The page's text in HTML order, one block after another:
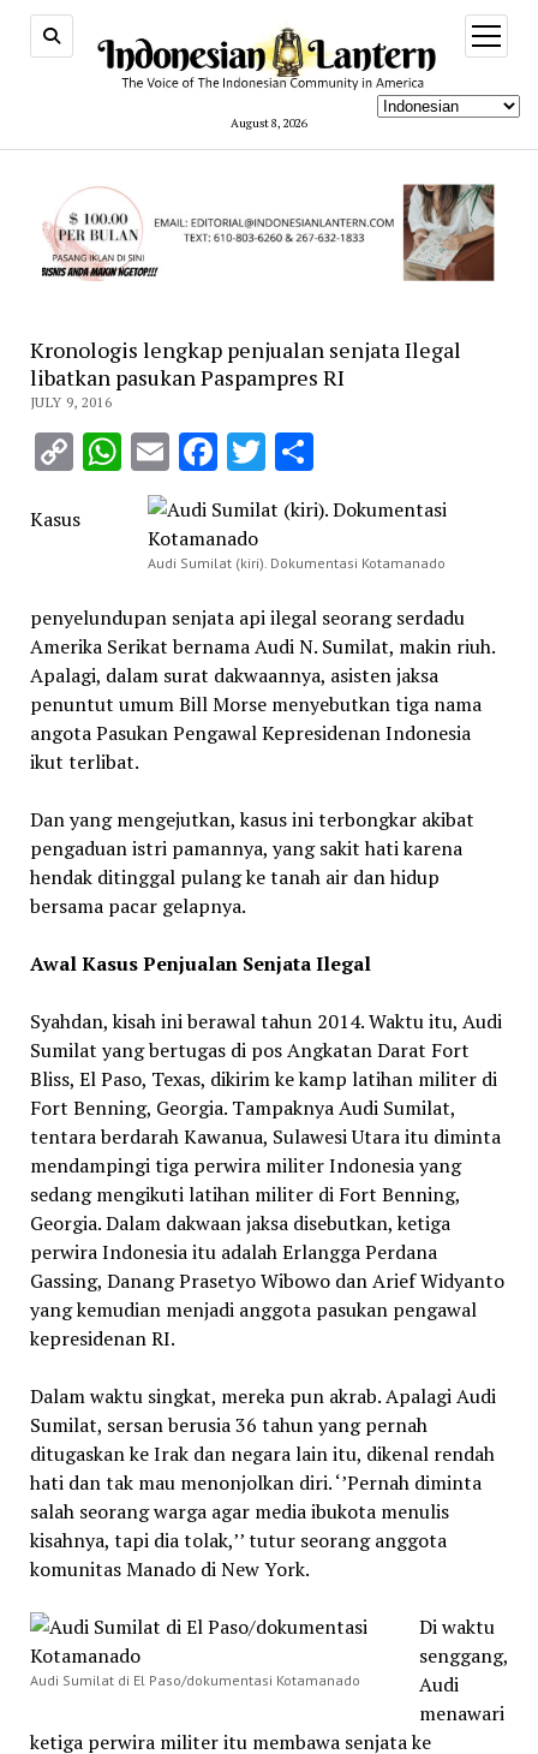
August 8, 2026
open
menu
Kronologis lengkap penjualan senjata Ilegal
libatkan pasukan Paspampres RI
JULY 9, 2016
Copy
Link
WhatsApp
EmailFacebook
Twitter
Share
Audi Sumilat (kiri). Dokumentasi Kotamanado
Kasus
penyelundupan senjata api ilegal seorang serdadu
Amerika Serikat bernama Audi N. Sumilat, makin riuh.
Apalagi, dalam surat dakwaannya, asisten jaksa
penuntut umum Bill Morse menyebutkan tiga nama
angota Pasukan Pengawal Kepresidenan Indonesia
ikut terlibat.
Dan yang mengejutkan, kasus ini terbongkar akibat
pengaduan istri pamannya, yang sakit hati karena
hendak ditinggal pulang ke tanah air dan hidup
bersama pacar gelapnya.
Awal Kasus Penjualan Senjata Ilegal
Syahdan, kisah ini berawal tahun 2014. Waktu itu, Audi
Sumilat yang bertugas di pos Angkatan Darat Fort
Bliss, El Paso, Texas, dikirim ke kamp latihan militer di
Fort Benning, Georgia. Tampaknya Audi Sumilat,
tentara berdarah Kawanua, Sulawesi Utara itu diminta
mendampingi tiga perwira militer Indonesia yang
sedang mengikuti latihan militer di Fort Benning,
Georgia. Dalam dakwaan jaksa disebutkan, ketiga
perwira Indonesia itu adalah Erlangga Perdana
Gassing, Danang Prasetyo Wibowo dan Arief Widyanto
yang kemudian menjadi anggota pasukan pengawal
kepresidenan RI.
Dalam waktu singkat, mereka pun akrab. Apalagi Audi
Sumilat, sersan berusia 36 tahun yang pernah
ditugaskan ke Irak dan negara lain itu, dikenal rendah
hati dan tak mau menonjolkan diri. ‘’Pernah diminta
salah seorang warga agar media ibukota menulis
kisahnya, tapi dia tolak,’’ tutur seorang anggota
komunitas Manado di New York.
Audi Sumilat di El Paso/dokumentasi Kotamanado
Di waktu
senggang,
Audi
menawari
ketiga perwira militer itu membawa senjata ke